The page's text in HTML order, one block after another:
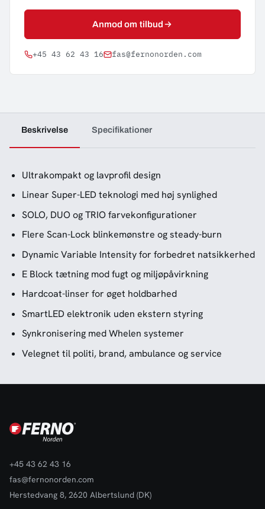
Anmod om tilbud
+45 43 62 43 16 fas@fernonorden.com
Beskrivelse Specifikationer
Ultrakompakt og lavprofil design
Linear Super-LED teknologi med høj synlighed
SOLO, DUO og TRIO farvekonfigurationer
Flere Scan-Lock blinkemønstre og steady-burn
Dynamic Variable Intensity for forbedret natsikkerhed
E Block tætning mod fugt og miljøpåvirkning
Hardcoat-linser for øget holdbarhed
SmartLED elektronik uden ekstern styring
Synkronisering med Whelen systemer
Velegnet til politi, brand, ambulance og service
+45 43 62 43 16
fas@fernonorden.com
Herstedvang 8, 2620 Albertslund (DK)